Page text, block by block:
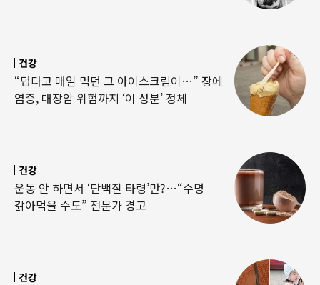
건강
“덥다고 매일 먹던 그 아이스크림이…” 장에
염증, 대장암 위험까지 ‘이 성분’ 정체
건강
운동 안 하면서 ‘단백질 타령’만?…“수명
갉아먹을 수도” 전문가 경고
건강